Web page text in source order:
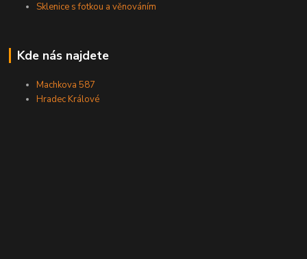
Sklenice s fotkou a věnováním
Kde nás najdete
Machkova 587
Hradec Králové